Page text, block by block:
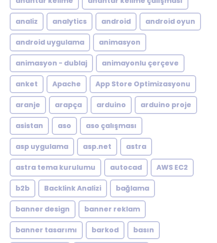
analiz analytics android android oyun
android uygulama animasyon
animasyon - dublaj animayonlu çerçeve
anket Apache App Store Optimizasyonu
aranje arapça arduino arduino proje
asistan aso aso çalışması
asp uygulama asp.net astra
astra tema kurulumu autocad AWS EC2
b2b Backlink Analizi bağlama
banner design banner reklam
banner tasarımı barkod basın